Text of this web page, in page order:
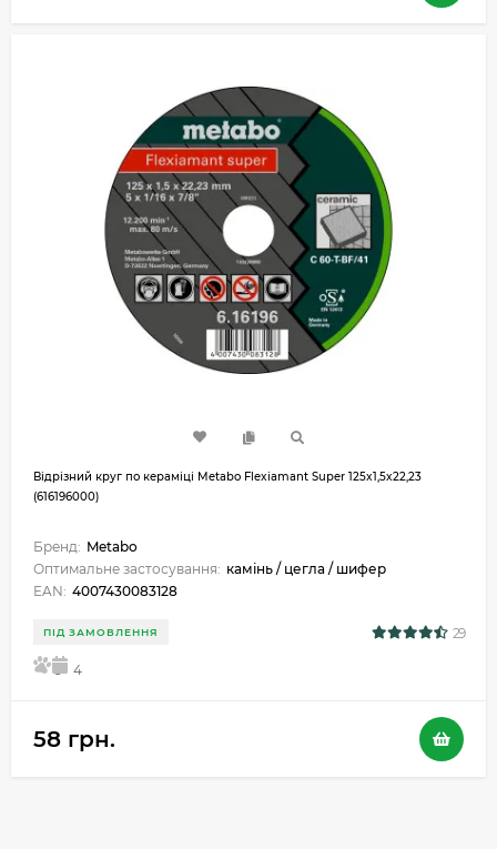
Відрізний круг по кераміці Metabo Flexiamant Super 125x1,5x22,23
(616196000)
Бренд: Metabo
Оптимальне застосування: камінь / цегла / шифер
EAN: 4007430083128
ПІД ЗАМОВЛЕННЯ 29
5 4
58 грн.